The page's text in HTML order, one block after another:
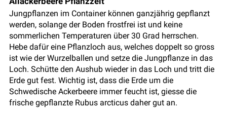
Jungpflanzen im Container können ganzjährig gepflanzt
werden, solange der Boden frostfrei ist und keine
sommerlichen Temperaturen über 30 Grad herrschen.
Hebe dafür eine Pflanzloch aus, welches doppelt so gross
ist wie der Wurzelballen und setze die Jungpflanze in das
Loch. Schütte den Aushub wieder in das Loch und tritt die
Erde gut fest. Wichtig ist, dass die Erde um die
Schwedische Ackerbeere immer feucht ist, giesse die
frische gepflanzte Rubus arcticus daher gut an.